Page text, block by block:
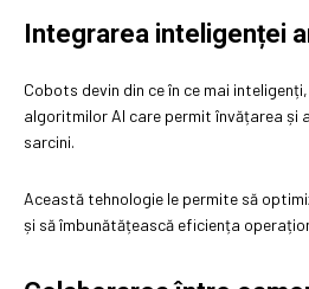
Integrarea inteligenței
Cobots devin din ce în ce mai
algoritmilor AI care permit învățarea și
sarcini.
Această tehnologie le permite să
și să îmbunătățească eficiența